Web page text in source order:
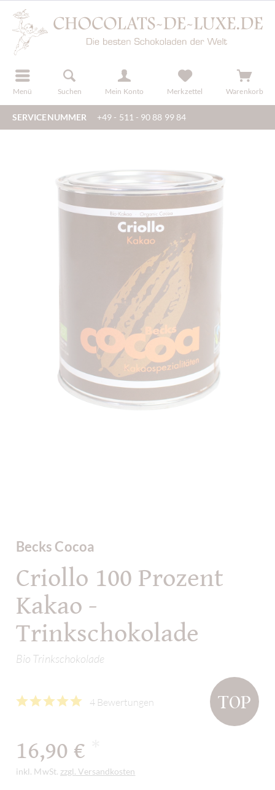
Menü Suchen Mein Konto
registrieren Merkzettel Warenkorb
SERVICENUMMER +49 - 511 - 90 88 99 84
Becks Cocoa
Criollo 100 Prozent
Kakao -
Trinkschokolade
Bio Trinkschokolade
TOP
4 Bewertungen
16,90 €
inkl. MwSt. zzgl. Versandkosten